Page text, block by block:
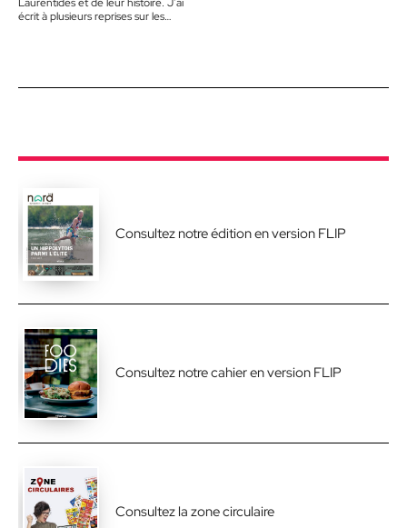
écrit à plusieurs reprises sur les
Consultez notre édition en version FLIP
Consultez notre cahier en version FLIP
Consultez la zone circulaire